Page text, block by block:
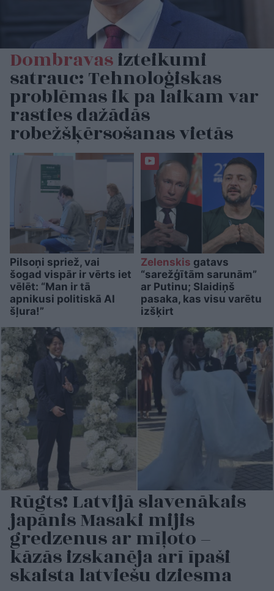
Dombravasizteikumi
satrauc: Tehnoloģiskas
problēmas ik pa laikam var
rasties dažādās
robežšķērsošanas vietās
Pilsoņi spriež, vai
šogad vispār ir vērts iet
vēlēt: “Man ir tā
apnikusi politiskā AI
šļura!”
Zelenskis gatavs
“sarežģītām sarunām”
ar Putinu; Slaidiņš
pasaka, kas visu varētu
izšķirt
Rūgts! Latvijā slavenākais
japānis Masaki mijis
gredzenus ar mīļoto –
kāzās izskanēja arī īpaši
skaista latviešu dziesma